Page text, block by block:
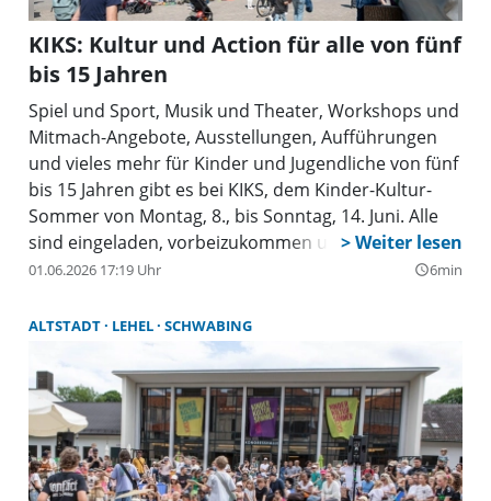
KIKS: Kultur und Action für alle von fünf
bis 15 Jahren
Spiel und Sport, Musik und Theater, Workshops und
Mitmach-Angebote, Ausstellungen, Aufführungen
und vieles mehr für Kinder und Jugendliche von fünf
bis 15 Jahren gibt es bei KIKS, dem Kinder-Kultur-
Sommer von Montag, 8., bis Sonntag, 14. Juni. Alle
sind eingeladen, vorbeizukommen und
mitzumachen.
01.06.2026 17:19 Uhr query_builder6min
ALTSTADT LEHEL SCHWABING